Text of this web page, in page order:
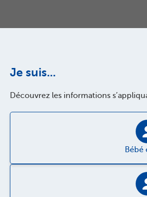
Je suis...
Découvrez les informations
Bébé